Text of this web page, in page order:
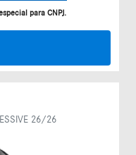
para CNPJ.
26/26